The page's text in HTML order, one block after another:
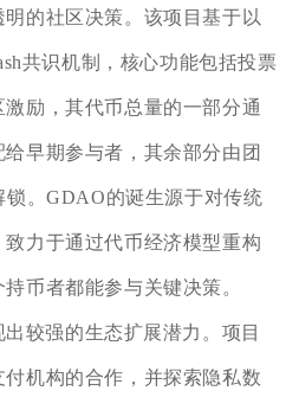
的社区决策。该项目基于以
共识机制，核心功能包括投票
励，其代币总量的一部分通
早期参与者，其余部分由团
锁。GDAO的诞生源于对传统
力于通过代币经济模型重构
币者都能参与关键决策。
较强的生态扩展潜力。项目
机构的合作，并探索隐私数